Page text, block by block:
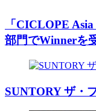
「CICLOPE
部門でWinnerを
SUNTORY ザ・